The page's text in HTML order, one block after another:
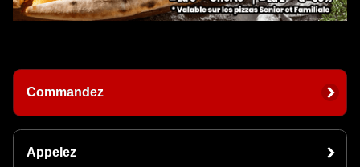
Commandez
Appelez